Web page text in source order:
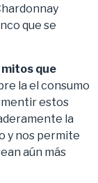
que se
mitos que
la el consumo
estos
la
y nos permite
aún más